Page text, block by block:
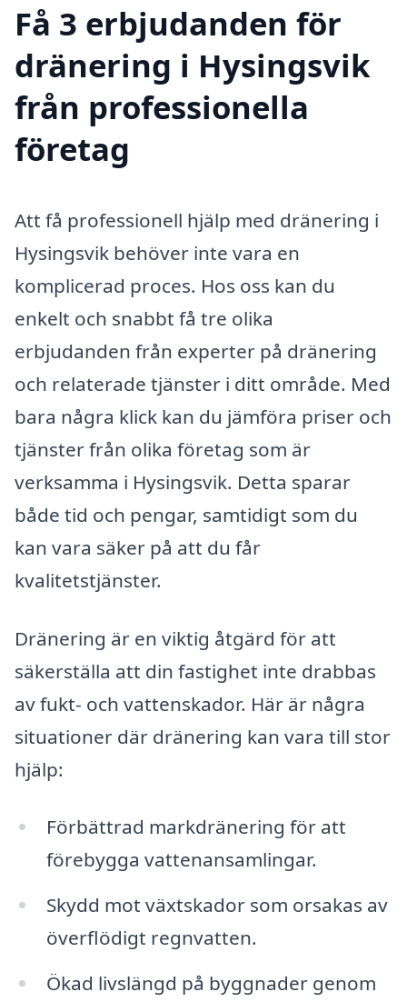
Få 3 erbjudanden för
dränering i Hysingsvik
från professionella
företag
Att få professionell hjälp med dränering i
Hysingsvik behöver inte vara en
komplicerad proces. Hos oss kan du
enkelt och snabbt få tre olika
erbjudanden från experter på dränering
och relaterade tjänster i ditt område. Med
bara några klick kan du jämföra priser och
tjänster från olika företag som är
verksamma i Hysingsvik. Detta sparar
både tid och pengar, samtidigt som du
kan vara säker på att du får
kvalitetstjänster.
Dränering är en viktig åtgärd för att
säkerställa att din fastighet inte drabbas
av fukt- och vattenskador. Här är några
situationer där dränering kan vara till stor
hjälp:
Förbättrad markdränering för att
förebygga vattenansamlingar.
Skydd mot växtskador som orsakas av
överflödigt regnvatten.
Ökad livslängd på byggnader genom